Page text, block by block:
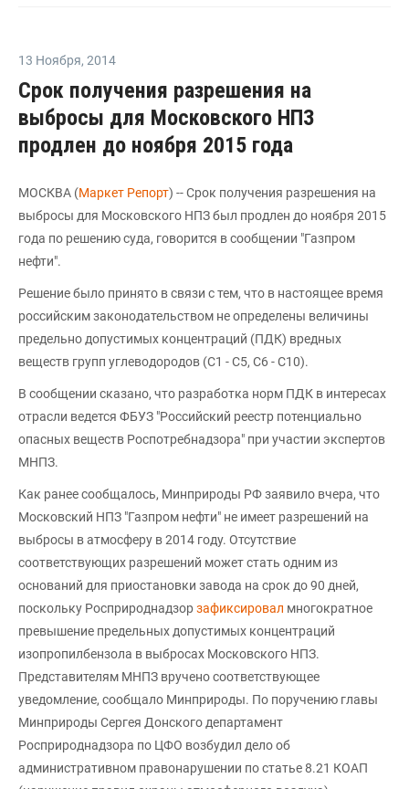
13 Ноября, 2014
Срок получения разрешения на
выбросы для Московского НПЗ
продлен до ноября 2015 года
МОСКВА (Маркет Репорт) -- Срок получения разрешения на
выбросы для Московского НПЗ был продлен до ноября 2015
года по решению суда, говорится в сообщении "Газпром
нефти".
Решение было принято в связи с тем, что в настоящее время
российским законодательством не определены величины
предельно допустимых концентраций (ПДК) вредных
веществ групп углеводородов (C1 - C5, C6 - C10).
В сообщении сказано, что разработка норм ПДК в интересах
отрасли ведется ФБУЗ "Российский реестр потенциально
опасных веществ Роспотребнадзора" при участии экспертов
МНПЗ.
Как ранее сообщалось, Минприроды РФ заявило вчера, что
Московский НПЗ "Газпром нефти" не имеет разрешений на
выбросы в атмосферу в 2014 году. Отсутствие
соответствующих разрешений может стать одним из
оснований для приостановки завода на срок до 90 дней,
поскольку Росприроднадзорзафиксировал многократное
превышение предельных допустимых концентраций
изопропилбензола в выбросах Московского НПЗ.
Представителям МНПЗ вручено соответствующее
уведомление, сообщало Минприроды. По поручению главы
Минприроды Сергея Донского департамент
Росприроднадзора по ЦФО возбудил дело об
административном правонарушении по статье 8.21 КОАП